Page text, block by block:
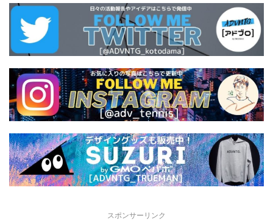
スポンサーリンク